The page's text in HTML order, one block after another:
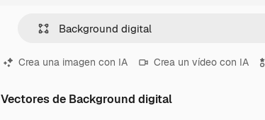
Crea una imagen con IA Crea un vídeo con IA
Vectores de Background digital